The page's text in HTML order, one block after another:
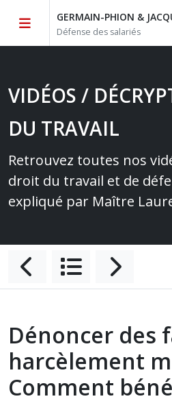
GERMAIN-PHION &
Défense des salariés
VIDÉOS /
DU TRAVAIL
Retrouvez toutes nos
droit du travail et de
expliqué par Maître
Dénoncer des
harcèlement
Comment